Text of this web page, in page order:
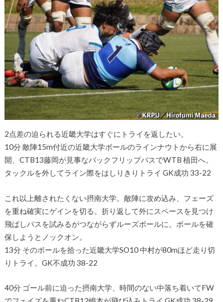
2点差の迫られる近畿大学はすぐにトライを返したい。
10分 敵陣15m付近の近畿大学ボールのラインナウトから右に展
開、CTB13藤岡が見事なバックフリップパスでWTB 植田へ。
タックルを外してライン際をはしりきりトライ GK成功 33-22
これ以上離されたくない摂南大学。敵陣に攻め込み、フェーズ
を重ね確実にゲインを切る。折り返して外にスペースを見つけ
飛ばしパスを試みるがつながらずルーズボールに。ボールを確
保しようとノックオン。
13分 そのボールを拾った近畿大学SO10 中村が80mほど走り切
りトライ。GK不成功 38-22
40分 ゴール前に迫った摂南大学、時間のない中落ち着いてFW